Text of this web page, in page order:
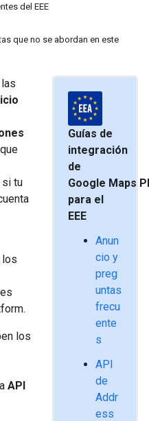
del EEE
que no se abordan en este
Guías de
integración
de
Google Maps
para el
EEE
Anun
cio y
preg
untas
frecu
ente
s
API
de
Addr
ess
las
si tu
los
los
API